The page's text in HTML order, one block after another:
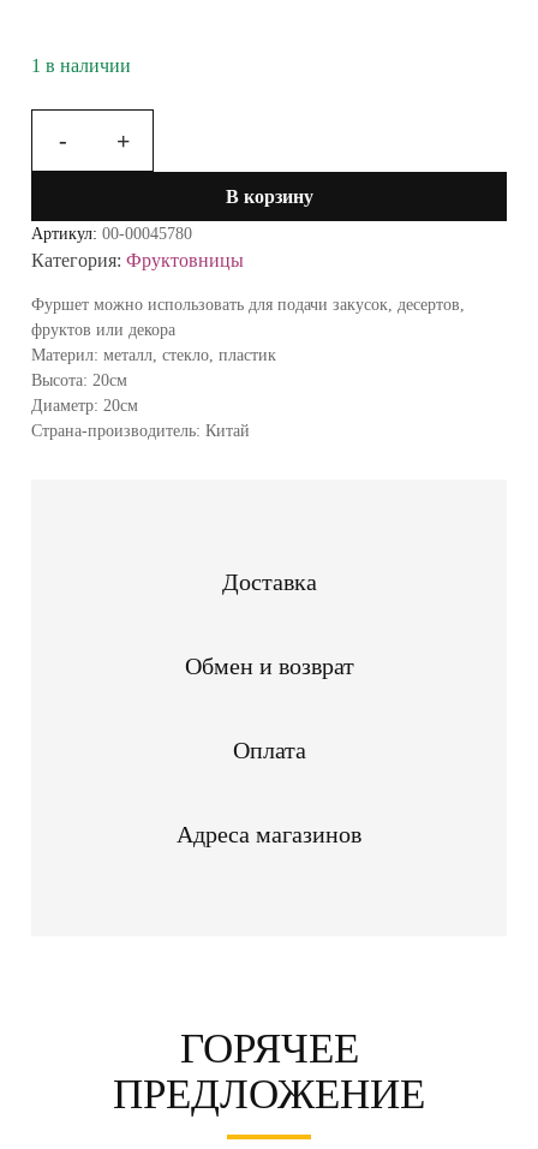
1 в наличии
-
Количество
1524/3
+
В корзину
Артикул:00-00045780
Категория:Фруктовницы
Фуршет можно использовать для подачи закусок, десертов,
фруктов или декора
Материл: металл, стекло, пластик
Высота: 20см
Диаметр: 20см
Страна-производитель: Китай
Доставка
Обмен и возврат
Оплата
Адреса магазинов
ГОРЯЧЕЕ
ПРЕДЛОЖЕНИЕ